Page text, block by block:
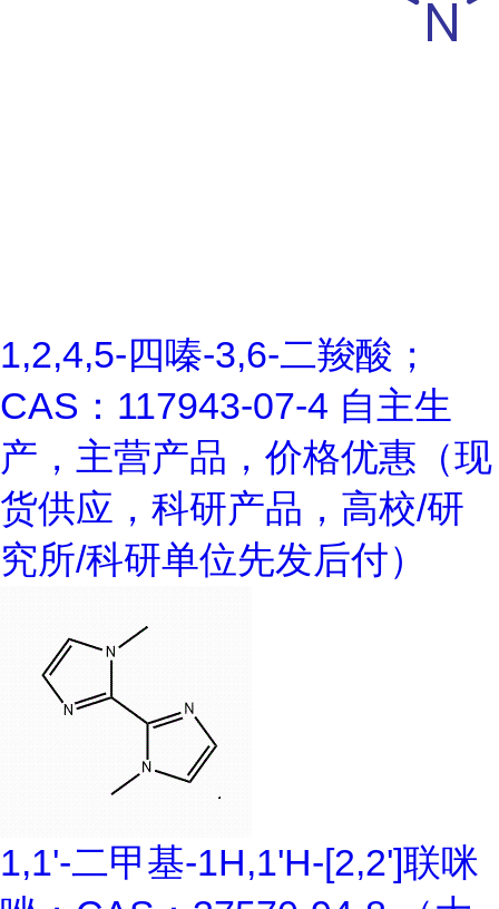
1,2,4,5-四嗪-3,6-二羧酸；
CAS：117943-07-4 自主生
产，主营产品，价格优惠（现
货供应，科研产品，高校/研
究所/科研单位先发后付）
1,1'-二甲基-1H,1'H-[2,2']联咪